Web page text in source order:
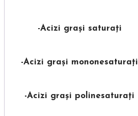
-Acizi grași saturați
-Acizi grași mononesaturați
-Acizi grași polinesaturați